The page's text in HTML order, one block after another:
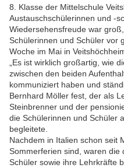
8. Klasse der Mittelschule
Austauschschülerinnen und -
Wiedersehensfreude war
Schülerinnen und Schüler vor
Woche im Mai in
„Es ist wirklich großartig, wie
zwischen den beiden
kommuniziert haben und
Bernhard Möller fest, der als
Steinbrenner und der
die Schülerinnen und Schüler
begleitete.
Nachdem in Italien schon seit
Sommerferien sind, waren die
Schüler sowie ihre Lehrkräfte